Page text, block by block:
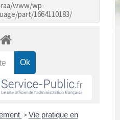
www/wp-
part/1664110183/
> Vie pratique en